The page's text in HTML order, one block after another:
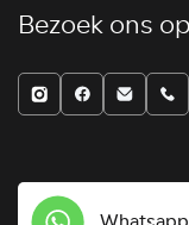
Bezoek ons